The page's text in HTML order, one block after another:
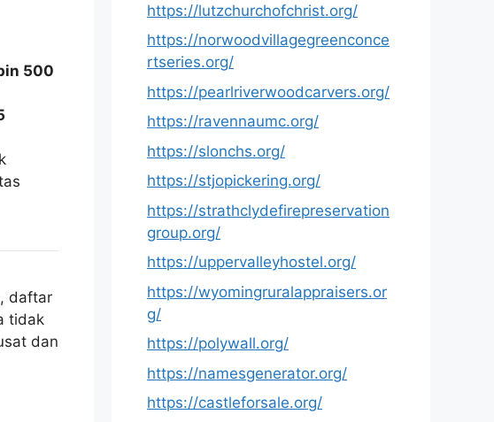
500
daftar
tidak
dan
https://lutzchurchofchrist.org/
https://norwoodvillagegreenconce
rtseries.org/
https://pearlriverwoodcarvers.org/
https://ravennaumc.org/
https://slonchs.org/
https://stjopickering.org/
https://strathclydefirepreservation
group.org/
https://uppervalleyhostel.org/
https://wyomingruralappraisers.or
g/
https://polywall.org/
https://namesgenerator.org/
https://castleforsale.org/